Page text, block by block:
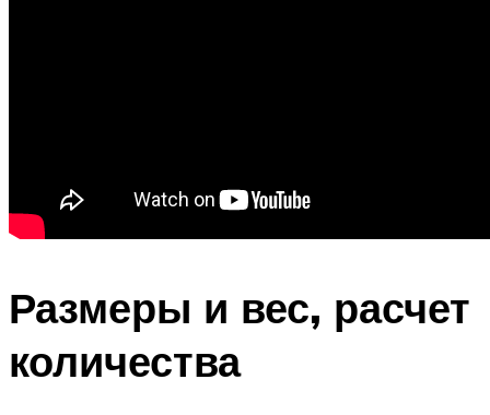
Размеры и вес, расчет
количества